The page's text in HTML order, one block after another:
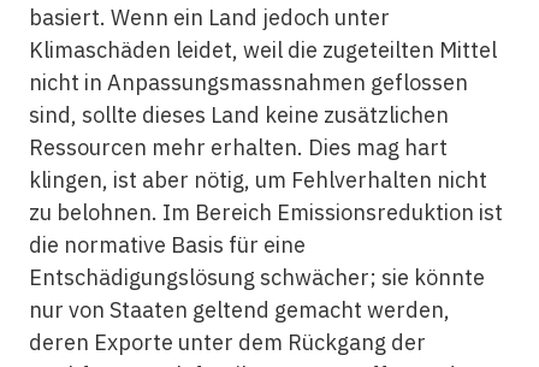
basiert. Wenn ein Land jedoch unter
Klimaschäden leidet, weil die zugeteilten Mittel
nicht in Anpassungsmassnahmen geflossen
sind, sollte dieses Land keine zusätzlichen
Ressourcen mehr erhalten. Dies mag hart
klingen, ist aber nötig, um Fehlverhalten nicht
zu belohnen. Im Bereich Emissionsreduktion ist
die normative Basis für eine
Entschädigungslösung schwächer; sie könnte
nur von Staaten geltend gemacht werden,
deren Exporte unter dem Rückgang der